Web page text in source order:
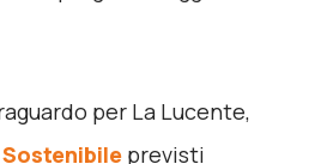
per La Lucente,
previsti